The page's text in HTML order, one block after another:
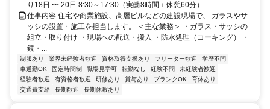
り18日 〜 20日 8:30～17:30（実働8時間＋休憩60分）
仕事内容 住宅や商業施設、高層ビルなどの建設現場で、 ガラスやサ
ッシの設置・施工を担当します。 ＜主な業務＞ ・ガラス・サッシの
組立・取り付け ・現場への配送・搬入 ・防水処理（コーキング） ・
鏡・...
制服あり 業界未経験者歓迎 資格取得支援あり フリーター歓迎
学歴不問
車通勤OK
固定時間制 職場見学可 転勤なし 経験不問
未経験者歓迎
経験者歓迎
有資格者歓迎 研修あり 賞与あり ブランクOK
育休あり
交通費支給
長期歓迎 長期休暇あり